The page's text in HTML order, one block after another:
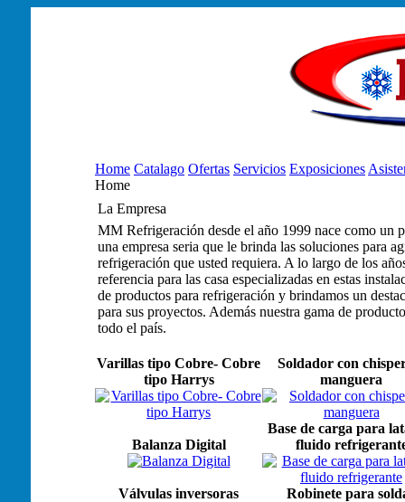
Home Catalago Ofertas Servicios Exposiciones
Home
La Empresa
MM Refrigeración desde el año 1999 nace como un
una empresa seria que le brinda las soluciones para
refrigeración que usted requiera. A lo largo de los
referencia para las casa especializadas en estas
de productos para refrigeración y brindamos un
para sus proyectos. Además nuestra gama de
todo el país.
Varillas tipo Cobre- Cobre
tipo Harrys
Soldador con
manguera
Balanza Digital
Base de carga para
fluido
Válvulas inversoras Robinete para